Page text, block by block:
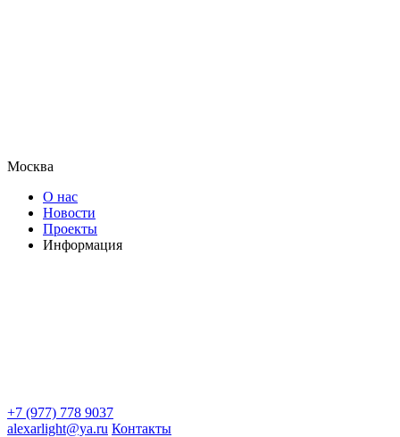
Москва
О нас
Новости
Проекты
Информация
+7 (977) 778 9037
alexarlight@ya.ru Контакты